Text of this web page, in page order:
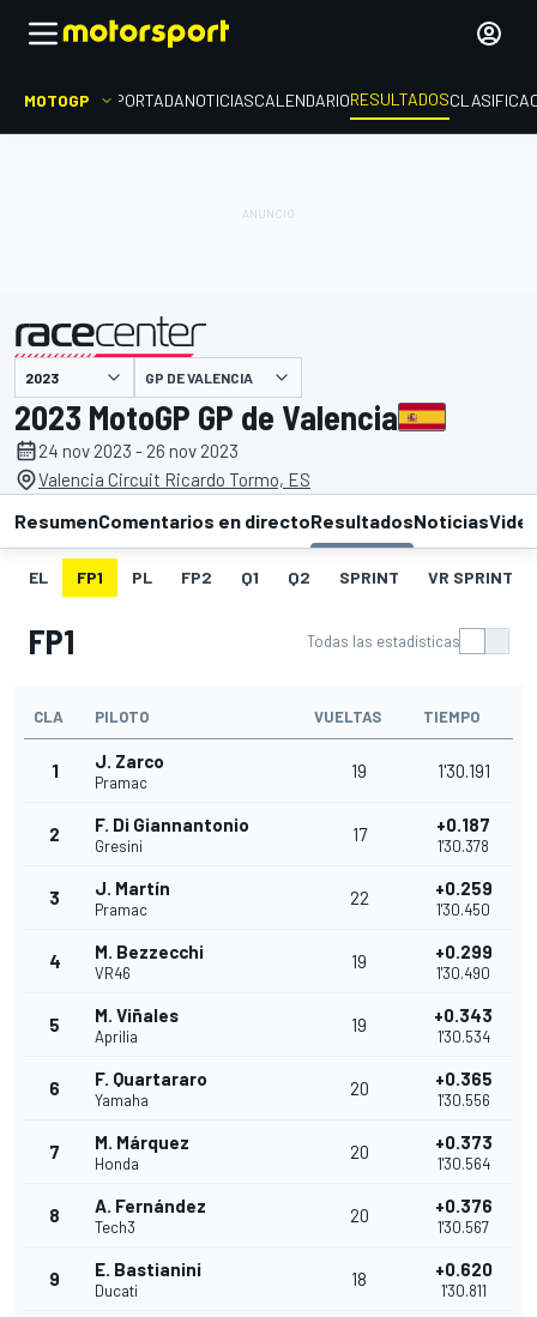
MOTOGP PORTADANOTICIASCALENDARIORESULTADOS
presentado por GP DE VALENCIA
2023 MotoGP GP de Valencia
24 nov 2023 - 26 nov 2023
Valencia Circuit Ricardo Tormo, ES
ResumenComentarios en directoResultadosNoticias
EL FP1 PL FP2 Q1 Q2 SPRINT VR SPRINT
FP1 Todas las estadísticas
CLA PILOTO VUELTAS TIEMPO
1 J. Zarco
Pramac
19 1'30.191
2 F. Di Giannantonio
Gresini
17 +0.187
1'30.378
3 J. Martín
Pramac
22 +0.259
1'30.450
4 M. Bezzecchi
VR46
19 +0.299
1'30.490
5 M. Viñales
Aprilia
19 +0.343
1'30.534
6 F. Quartararo
Yamaha
20 +0.365
1'30.556
7 M. Márquez
Honda
20 +0.373
1'30.564
8 A. Fernández
Tech3
20 +0.376
1'30.567
9 E. Bastianini
Ducati
18 +0.620
1'30.811